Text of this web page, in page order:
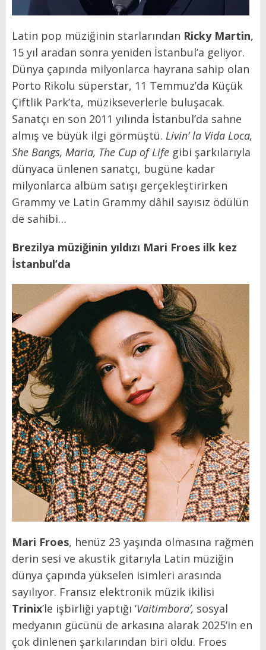
Latin pop müziğinin starlarından Ricky Martin,
15 yıl aradan sonra yeniden İstanbul’a geliyor.
Dünya çapında milyonlarca hayrana sahip olan
Porto Rikolu süperstar, 11 Temmuz’da Küçük
Çiftlik Park’ta, müzikseverlerle buluşacak.
Sanatçı en son 2011 yılında İstanbul’da sahne
almış ve büyük ilgi görmüştü. Livin’ la Vida Loca,
She Bangs, Maria, The Cup of Life gibi şarkılarıyla
dünyaca ünlenen sanatçı, bugüne kadar
milyonlarca albüm satışı gerçekleştirirken
Grammy ve Latin Grammy dâhil sayısız ödülün
de sahibi…
Brezilya müziğinin yıldızı Mari Froes ilk kez
İstanbul’da
Mari Froes, henüz 23 yaşında olmasına rağmen
derin sesi ve akustik gitarıyla Latin müziğin
dünya çapında yükselen isimleri arasında
sayılıyor. Fransız elektronik müzik ikilisi
Trinix’le işbirliği yaptığı ‘Vaitimbora’, sosyal
medyanın gücünü de arkasına alarak 2025’in en
çok dinlenen şarkılarından biri oldu. Froes